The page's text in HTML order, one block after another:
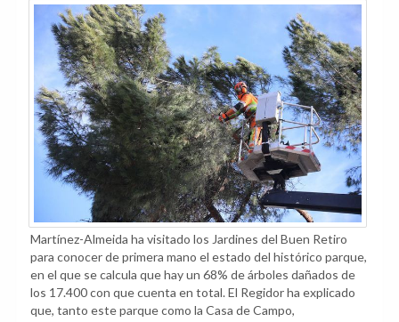
Martínez-Almeida ha visitado los Jardines del Buen Retiro
para conocer de primera mano el estado del histórico parque,
en el que se calcula que hay un 68% de árboles dañados de
los 17.400 con que cuenta en total. El Regidor ha explicado
que, tanto este parque como la Casa de Campo,